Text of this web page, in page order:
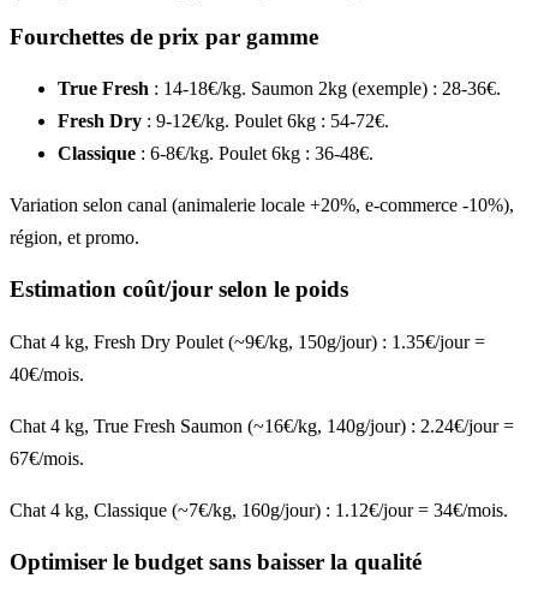
Fourchettes de prix par gamme
True Fresh : 14-18€/kg. Saumon 2kg (exemple) : 28-36€.
Fresh Dry : 9-12€/kg. Poulet 6kg : 54-72€.
Classique : 6-8€/kg. Poulet 6kg : 36-48€.
Variation selon canal (animalerie locale +20%, e-commerce -10%),
région, et promo.
Estimation coût/jour selon le poids
Chat 4 kg, Fresh Dry Poulet (~9€/kg, 150g/jour) : 1.35€/jour =
40€/mois.
Chat 4 kg, True Fresh Saumon (~16€/kg, 140g/jour) : 2.24€/jour =
67€/mois.
Chat 4 kg, Classique (~7€/kg, 160g/jour) : 1.12€/jour = 34€/mois.
Optimiser le budget sans baisser la qualité